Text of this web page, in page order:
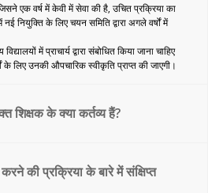
एक वर्ष में केवी में सेवा की है, उचित प्रक्रिया का
नियुक्ति के लिए चयन समिति द्वारा अगले वर्षों में
में प्राचार्य द्वारा संबोधित किया जाना चाहिए
लिए उनकी औपचारिक स्वीकृति प्राप्त की जाएगी।
शिक्षक के क्या कर्तव्य हैं?
की प्रक्रिया के बारे में संक्षिप्त